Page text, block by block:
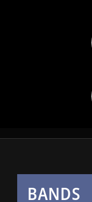
BANDS